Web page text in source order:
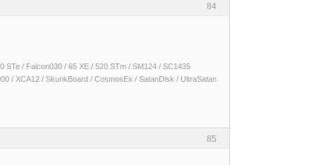
84
STe / Falcon030 / 65 XE / 520 STm / SM124 / SC1435
/ XCA12 / SkunkBoard / CosmosEx / SatanDisk / UltraSatan
85